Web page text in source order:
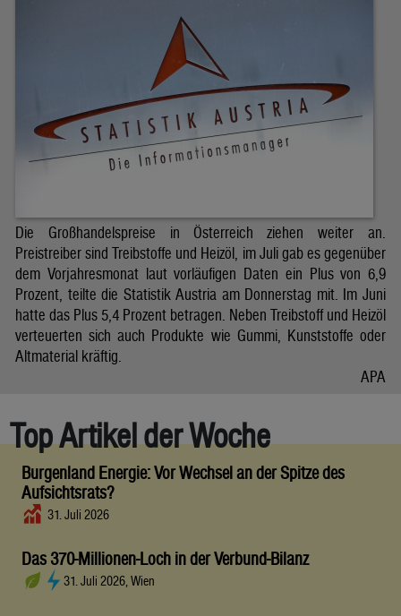
Die Großhandelspreise in Österreich ziehen weiter an.
Preistreiber sind Treibstoffe und Heizöl, im Juli gab es gegenüber
dem Vorjahresmonat laut vorläufigen Daten ein Plus von 6,9
Prozent, teilte die Statistik Austria am Donnerstag mit. Im Juni
hatte das Plus 5,4 Prozent betragen. Neben Treibstoff und Heizöl
verteuerten sich auch Produkte wie Gummi, Kunststoffe oder
Altmaterial kräftig.
APA
Top Artikel der Woche
Burgenland Energie: Vor Wechsel an der Spitze des
Aufsichtsrats?
31. Juli 2026
Das 370-Millionen-Loch in der Verbund-Bilanz
31. Juli 2026, Wien